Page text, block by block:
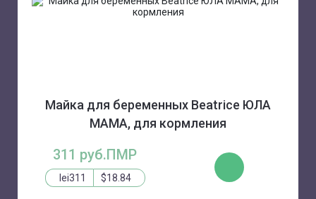
Майка для беременных Beatrice ЮЛА
МАМА, для кормления
311 руб.ПМР
lei311 $18.84
КУПИТЬ